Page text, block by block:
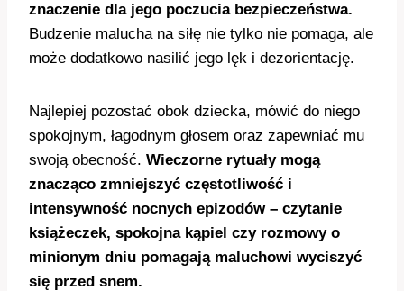
znaczenie dla jego poczucia bezpieczeństwa.
Budzenie malucha na siłę nie tylko nie pomaga, ale
może dodatkowo nasilić jego lęk i dezorientację.
Najlepiej pozostać obok dziecka, mówić do niego
spokojnym, łagodnym głosem oraz zapewniać mu
swoją obecność. Wieczorne rytuały mogą
znacząco zmniejszyć częstotliwość i
intensywność nocnych epizodów – czytanie
książeczek, spokojna kąpiel czy rozmowy o
minionym dniu pomagają maluchowi wyciszyć
się przed snem.